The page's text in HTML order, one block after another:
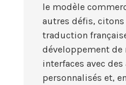
le modèle
autres défis,
traduction
développement de
interfaces avec
personnalisés et,